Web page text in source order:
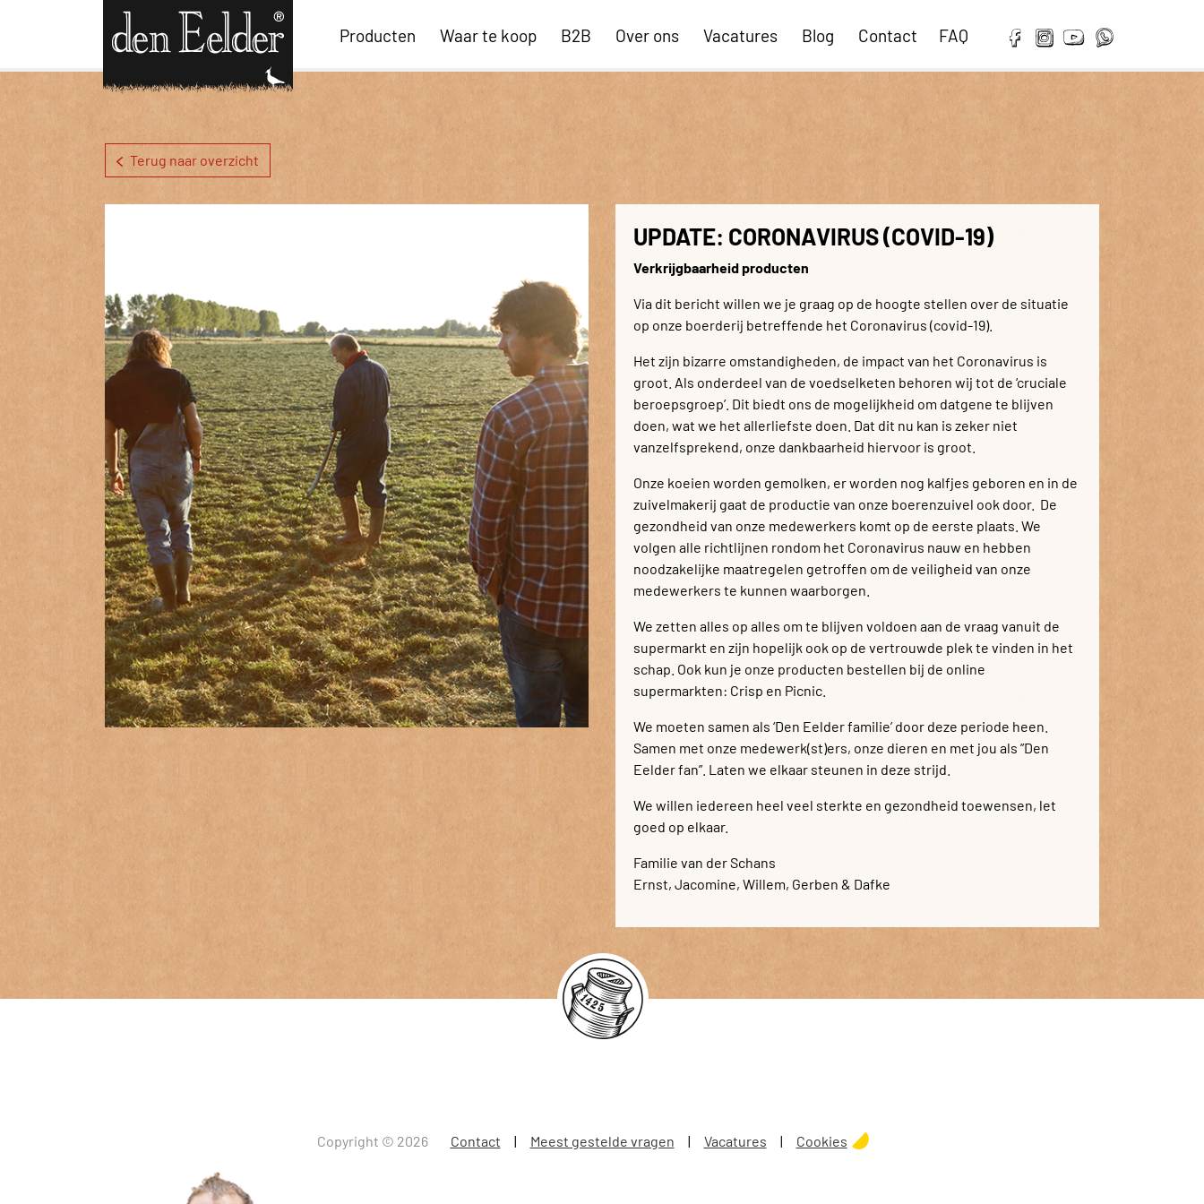
Producten Waar te koop B2B Over ons Vacatures Blog FAQ
Contact
Terug naar overzicht
UPDATE: CORONAVIRUS (COVID-19)
Verkrijgbaarheid producten
Via dit bericht willen we je graag op de hoogte stellen over de situatie
op onze boerderij betreffende het Coronavirus (covid-19).
Het zijn bizarre omstandigheden, de impact van het Coronavirus is
groot. Als onderdeel van de voedselketen behoren wij tot de ‘cruciale
beroepsgroep’. Dit biedt ons de mogelijkheid om datgene te blijven
doen, wat we het allerliefste doen. Dat dit nu kan is zeker niet
vanzelfsprekend, onze dankbaarheid hiervoor is groot.
Onze koeien worden gemolken, er worden nog kalfjes geboren en in de
zuivelmakerij gaat de productie van onze boerenzuivel ook door. De
gezondheid van onze medewerkers komt op de eerste plaats. We
volgen alle richtlijnen rondom het Coronavirus nauw en hebben
noodzakelijke maatregelen getroffen om de veiligheid van onze
medewerkers te kunnen waarborgen.
We zetten alles op alles om te blijven voldoen aan de vraag vanuit de
supermarkt en zijn hopelijk ook op de vertrouwde plek te vinden in het
schap. Ook kun je onze producten bestellen bij de online
supermarkten: Crisp en Picnic.
We moeten samen als ‘Den Eelder familie’ door deze periode heen.
Samen met onze medewerk(st)ers, onze dieren en met jou als ”Den
Eelder fan”. Laten we elkaar steunen in deze strijd.
We willen iedereen heel veel sterkte en gezondheid toewensen, let
goed op elkaar.
Familie van der Schans
Ernst, Jacomine, Willem, Gerben & Dafke
Copyright © 2026 Contact Meest gestelde vragen Vacatures Cookies